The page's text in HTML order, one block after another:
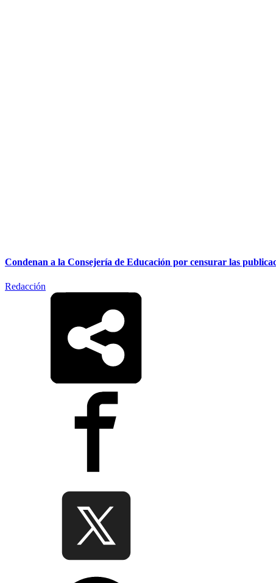
Condenan a la Consejería de Educación por censurar las
Redacción